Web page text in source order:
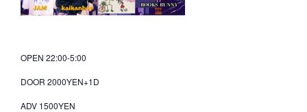
OPEN 22:00-5:00
DOOR 2000YEN+1D
ADV 1500YEN